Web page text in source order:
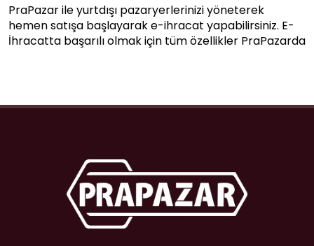
PraPazar ile yurtdışı pazaryerlerinizi yöneterek
hemen satışa başlayarak e-ihracat yapabilirsiniz. E-
İhracatta başarılı olmak için tüm özellikler PraPazarda